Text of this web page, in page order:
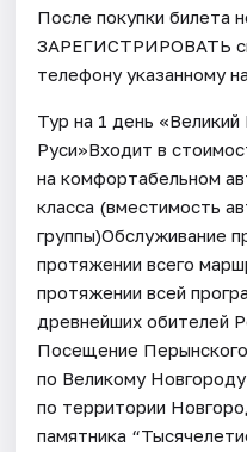
После покупки билета
ЗАРЕГИСТРИРОВАТЬ
телефону указанному
Тур на 1 день
Руси»Входит в
на комфортабельном
класса (вместимость
группы)Обслуживание
протяжении всего
протяжении всей
древнейших обителей
Посещение
по Великому
по территории
памятника